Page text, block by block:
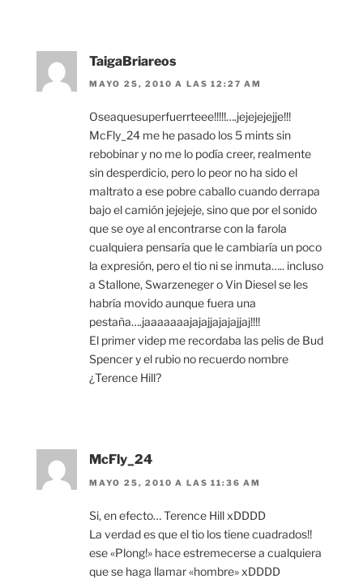
TaigaBriareos
MAYO 25, 2010 A LAS 12:27 AM
Oseaquesuperfuerrteee!!!!!….jejejejejje!!!
McFly_24 me he pasado los 5 mints sin
rebobinar y no me lo podía creer, realmente
sin desperdicio, pero lo peor no ha sido el
maltrato a ese pobre caballo cuando derrapa
bajo el camión jejejeje, sino que por el sonido
que se oye al encontrarse con la farola
cualquiera pensaría que le cambiaría un poco
la expresión, pero el tio ni se inmuta….. incluso
a Stallone, Swarzeneger o Vin Diesel se les
habría movido aunque fuera una
pestaña….jaaaaaaajajajjajajajjaj!!!!
El primer videp me recordaba las pelis de Bud
Spencer y el rubio no recuerdo nombre
¿Terence Hill?
McFly_24
MAYO 25, 2010 A LAS 11:36 AM
Si, en efecto… Terence Hill xDDDD
La verdad es que el tio los tiene cuadrados!!
ese «Plong!» hace estremecerse a cualquiera
que se haga llamar «hombre» xDDDD